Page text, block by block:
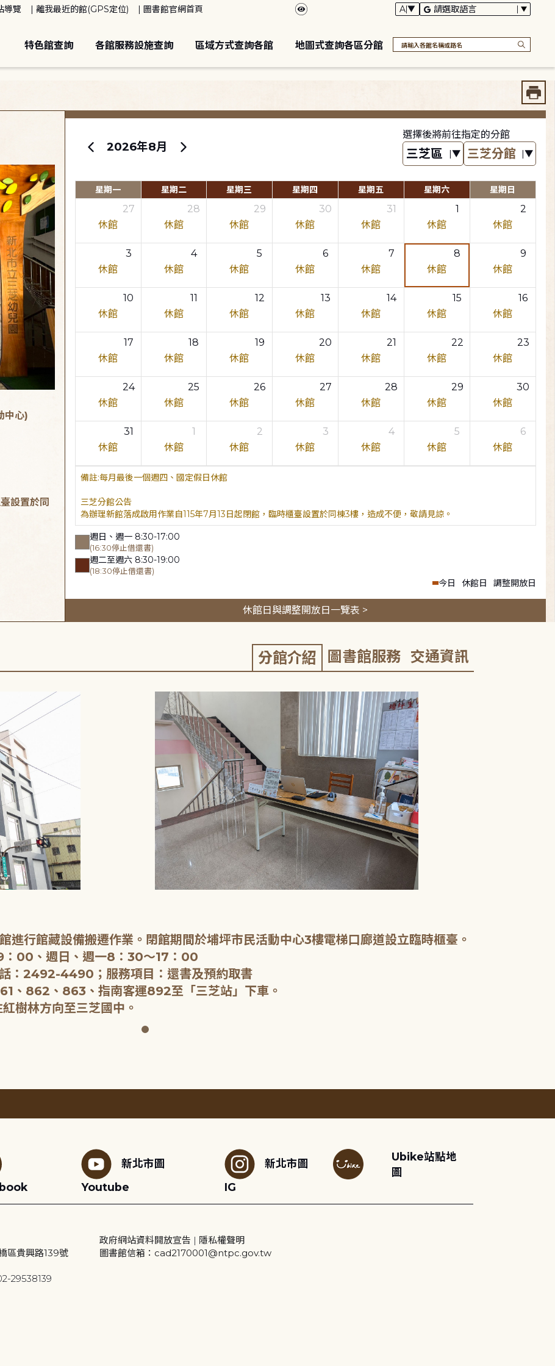
導覽 離我最近的館(GPS定位) 圖書館官網首頁
特色館查詢 各館服務設施查詢 區域方式查詢各館 地圖式查詢各區分館
2026年8月
選擇後將前往指定的分館
星期一 星期二 星期三 星期四 星期五 星期六 星期日
27
休館
28
休館
29
休館
30
休館
31
休館
1
休館
2
休館
3
休館
4
休館
5
休館
6
休館
7
休館
8
休館
9
休館
10
休館
11
休館
12
休館
13
休館
14
休館
15
休館
16
休館
17
休館
18
休館
19
休館
20
休館
21
休館
22
休館
23
休館
24
休館
25
休館
26
休館
27
休館
28
休館
29
休館
30
休館
31
休館
1
休館
2
休館
3
休館
4
休館
5
休館
6
休館
每月最後一個週四、國定假日休館
三芝分館公告
為辦理新館落成啟用作業自115年7月13日起閉館，臨時櫃臺設置於同棟3樓，造成不便，敬請見諒。
週日、週一 8:30-17:00
(16:30停止借還書)
週二至週六 8:30-19:00
(18:30停止借還書)
今日 休館日 調整開放日
休館日與調整開放日一覽表 >
中心)
設置於同
分館介紹 圖書館服務 交通資訊
進行館藏設備搬遷作業。閉館期間於埔坪市民活動中心3樓電梯口廊道設立臨時櫃臺。
：00、週日、週一8：30～17：00
：2492-4490；服務項目：還書及預約取書
、862、863、指南客運892至「三芝站」下車。
樹林方向至三芝國中。
新北市圖
Youtube
新北市圖
IG
Ubike站點地
圖
區貴興路139號
29538139
政府網站資料開放宣告 | 隱私權聲明
圖書館信箱：cad2170001@ntpc.gov.tw